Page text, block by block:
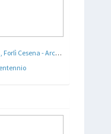
Palazzo delle Poste e Telegrafi - Forlì , Forlì Cesena - Arch. Cesare Bazzani - 1931 - 32